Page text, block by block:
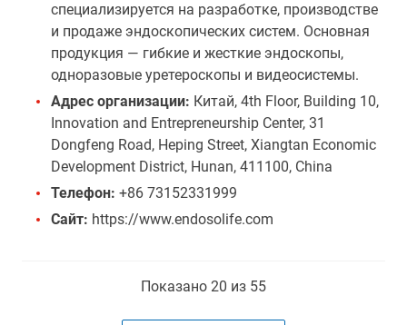
специализируется на разработке, производстве
и продаже эндоскопических систем. Основная
продукция — гибкие и жесткие эндоскопы,
одноразовые уретероскопы и видеосистемы.
Адрес организации: Китай, 4th Floor, Building 10,
Innovation and Entrepreneurship Center, 31
Dongfeng Road, Heping Street, Xiangtan Economic
Development District, Hunan, 411100, China
Телефон: +86 73152331999
Сайт: https://www.endosolife.com
Показано 20 из 55